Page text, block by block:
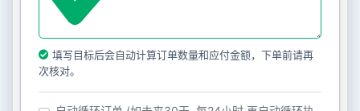
填写目标后会自动计算订单数量和应付金额，下单前请再
次核对。